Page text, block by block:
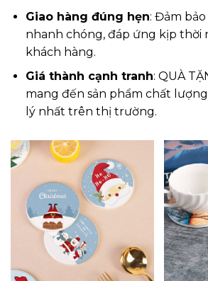
Giao hàng đúng hẹn: Đảm
nhanh chóng, đáp ứng kịp thời
khách hàng.
Giá thành cạnh tranh: QUÀ
mang đến sản phẩm chất
lý nhất trên thị trường.